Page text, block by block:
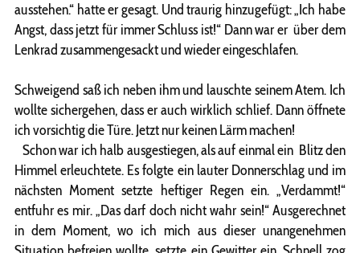
ausstehen.“ hatte er gesagt. Und traurig hinzugefügt: „Ich habe
Angst, dass jetzt für immer Schluss ist!“ Dann war er über dem
Lenkrad zusammengesackt und wieder eingeschlafen.
Schweigend saß ich neben ihm und lauschte seinem Atem. Ich
wollte sichergehen, dass er auch wirklich schlief. Dann öffnete
ich vorsichtig die Türe. Jetzt nur keinen Lärm machen!
Schon war ich halb ausgestiegen, als auf einmal ein Blitz den
Himmel erleuchtete. Es folgte ein lauter Donnerschlag und im
nächsten Moment setzte heftiger Regen ein. „Verdammt!“
entfuhr es mir. „Das darf doch nicht wahr sein!“ Ausgerechnet
in dem Moment, wo ich mich aus dieser unangenehmen